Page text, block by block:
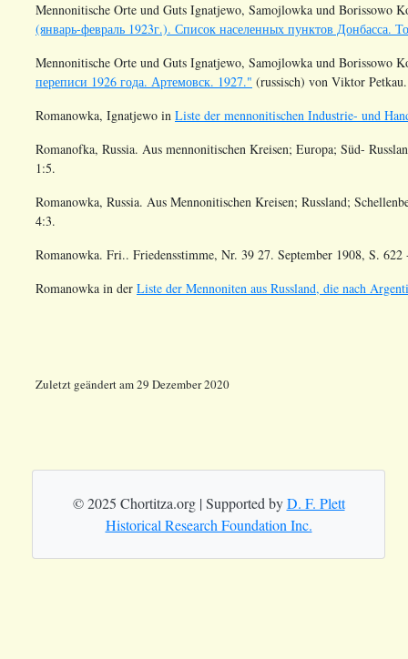
Mennonitische Orte und Guts Ignatjewo, Samojlowka und Borissowo
(январь-февраль 1923г.). Список населенных пунктов Донбасса.
Mennonitische Orte und Guts Ignatjewo, Samojlowka und Borissowo
переписи 1926 года. Артемовск. 1927." (russisch) von Viktor Petkau.
Romanowka, Ignatjewo in Liste der mennonitischen Industrie- und
Romanofka, Russia. Aus mennonitischen Kreisen; Europa; Süd-
1:5.
Romanowka, Russia. Aus Mennonitischen Kreisen; Russland;
4:3.
Romanowka. Fri.. Friedensstimme, Nr. 39 27. September 1908, S. 622
Romanowka in der Liste der Mennoniten aus Russland, die nach
Zuletzt geändert am 29 Dezember 2020
© 2025 Chortitza.org | Supported byD. F. Plett
Historical Research Foundation Inc.